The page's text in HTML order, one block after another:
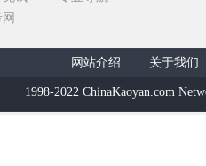
网站介绍 关于我们
1998-2022 ChinaKaoyan.com